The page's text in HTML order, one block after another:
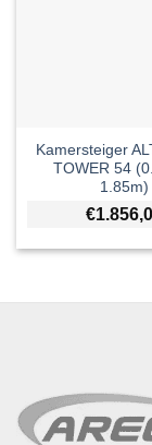
Kamersteiger
TOWER 54
1.85m)
€